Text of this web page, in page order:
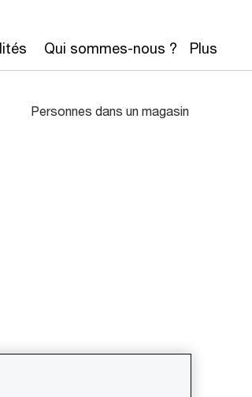
Qui sommes-nous ? Plus